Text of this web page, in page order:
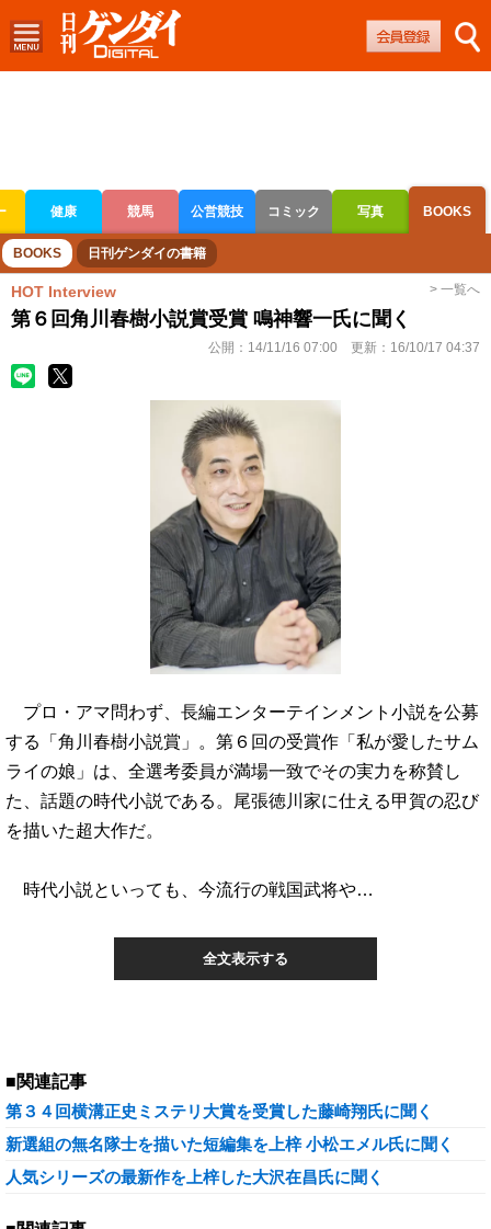
健康 競馬 公営競技 コミック 写真 BOOKS
ボートレース 競輪 オートレース
BOOKS 日刊ゲンダイの書籍
HOT Interview > 一覧へ
第６回角川春樹小説賞受賞 鳴神響一氏に聞く
公開： 14/11/16 07:00 更新： 16/10/17 04:37
プロ・アマ問わず、長編エンターテインメント小説を公募
する「角川春樹小説賞」。第６回の受賞作「私が愛したサム
ライの娘」は、全選考委員が満場一致でその実力を称賛し
た、話題の時代小説である。尾張徳川家に仕える甲賀の忍び
を描いた超大作だ。
時代小説といっても、今流行の戦国武将や…
全文表示する
■関連記事
第３４回横溝正史ミステリ大賞を受賞した藤崎翔氏に聞く
新選組の無名隊士を描いた短編集を上梓 小松エメル氏に聞く
人気シリーズの最新作を上梓した大沢在昌氏に聞く